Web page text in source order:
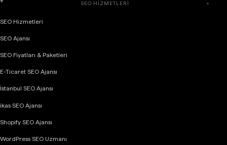
SEO HIZMETLERI ＋
SEO Hizmetleri
SEO Ajansı
SEO Fiyatları & Paketleri
E-Ticaret SEO Ajansı
İstanbul SEO Ajansı
ikas SEO Ajansı
Shopify SEO Ajansı
WordPress SEO Uzmanı